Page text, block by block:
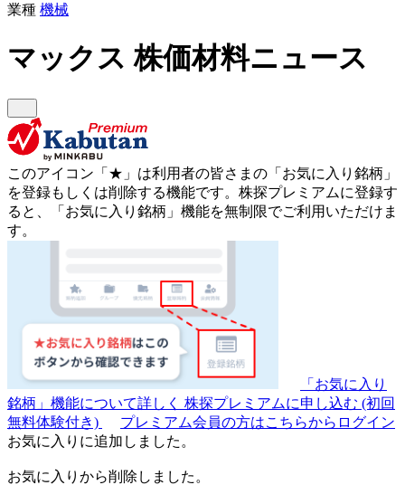
業種 機械
マックス株価材料ニュース
このアイコン 「★」 は利用者の皆さまの 「お気に入り銘柄」
を登録もしくは削除する機能です。 株探プレミアムに登録す
ると、「お気に入り銘柄」機能を無制限でご利用いただけま
す。
「お気に入り
銘柄」機能について詳しく 株探プレミアムに申し込む (初回
無料体験付き)
プレミアム会員の方はこちらからログイン
お気に入りに追加しました。
お気に入りから削除しました。